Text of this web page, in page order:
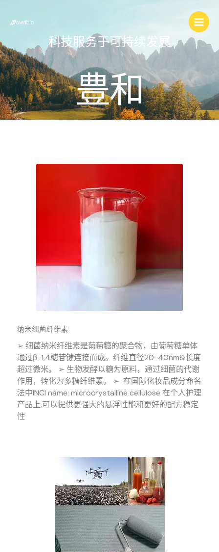
容
科技服务于可持续发展
豊和
纳米细菌纤维素
➢ 细菌纳米纤维素是葡萄糖的聚合物，由葡萄糖单体
通过β-1,4糖苷键连接而成。纤维直径20-40nm&长度
超过微米。 ➢ 生物发酵以糖为原料，通过细菌的代谢
作用，转化为多糖纤维素。 ➢ 在国际化妆品成分命名
法中INCI name: microcrystalline cellulose 在个人护理
产品上,可以提供更强大的悬浮性能和更好的配方稳定
性